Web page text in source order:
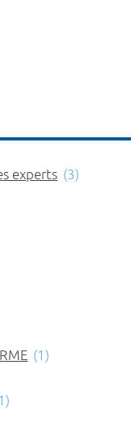
experts (3)
(1)